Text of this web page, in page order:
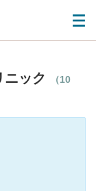
ニック
（10